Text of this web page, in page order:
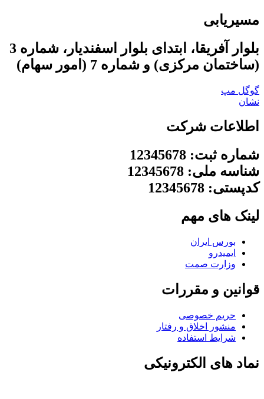
مسیریابی
بلوار آفریقا، ابتدای بلوار اسفندیار، شماره 3
(ساختمان مرکزی) و شماره 7 (امور سهام)
گوگل مپ
نشان
اطلاعات شرکت
شماره ثبت: 12345678
شناسه ملی: 12345678
کدپستی: 12345678
لینک های مهم
بورس ایران
ایمیدرو
وزارت صمت
قوانین و مقررات
حریم خصوصی
منشور اخلاق و رفتار
شرایط استفاده
نماد های الکترونیکی